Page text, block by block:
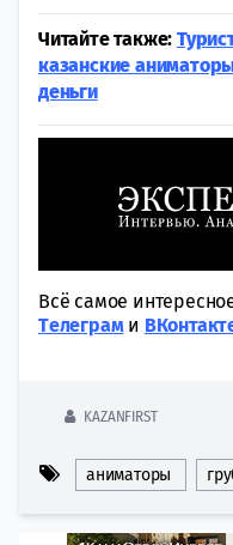
Читайте также:
казанские
деньги
Всё самое
Tелеграми
KAZANFIRST
аниматоры